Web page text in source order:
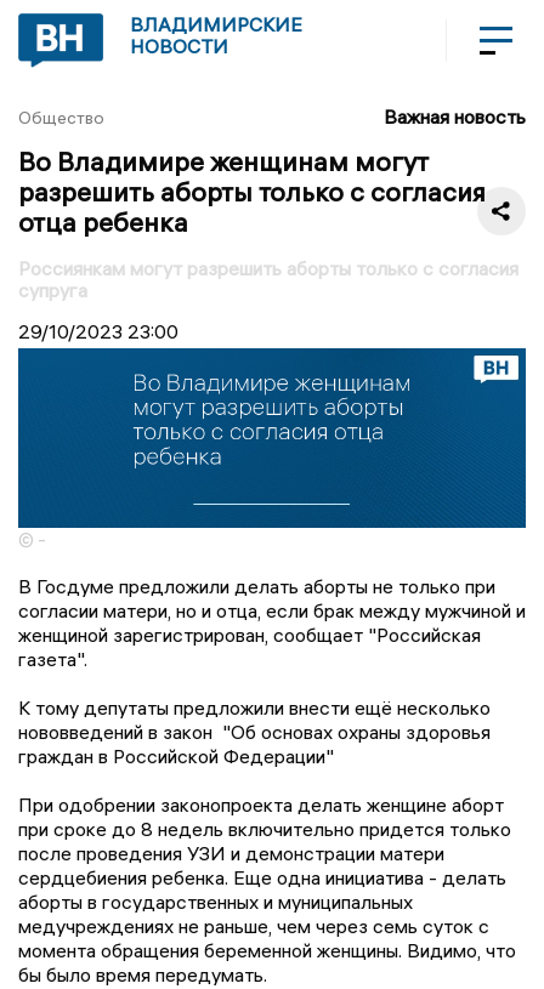
ВЛАДИМИРСКИЕ
НОВОСТИ
Общество Важная новость
Во Владимире женщинам могут
разрешить аборты только с согласия
отца ребенка
Россиянкам могут разрешить аборты только с согласия
супруга
29/10/2023 23:00
© -
В Госдуме предложили делать аборты не только при
согласии матери, но и отца, если брак между мужчиной и
женщиной зарегистрирован, сообщает "Российская
газета".
К тому депутаты предложили внести ещё несколько
нововведений в закон "Об основах охраны здоровья
граждан в Российской Федерации"
При одобрении законопроекта делать женщине аборт
при сроке до 8 недель включительно придется только
после проведения УЗИ и демонстрации матери
сердцебиения ребенка. Еще одна инициатива - делать
аборты в государственных и муниципальных
медучреждениях не раньше, чем через семь суток с
момента обращения беременной женщины. Видимо, что
бы было время передумать.